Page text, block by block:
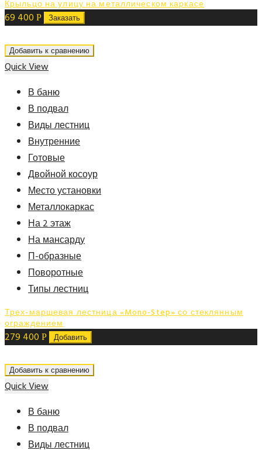
Крыльцо на улицу на металлическом каркасе
69 400 Р Заказать
Добавить к сравнению
Quick View
В баню
В подвал
Виды лестниц
Внутренние
Готовые
Двойной косоур
Место установки
Металлокаркас
На 2 этаж
На мансарду
П-образные
Поворотные
Типы лестниц
Трех-маршевая лестница «Mono-Step» со стеклянным
ограждением
279 400 Р Добавить
Добавить к сравнению
Quick View
В баню
В подвал
Виды лестниц